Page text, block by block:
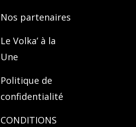
Nos partenaires
Le Volka’ à la
Une
Politique de
confidentialité
CONDITIONS